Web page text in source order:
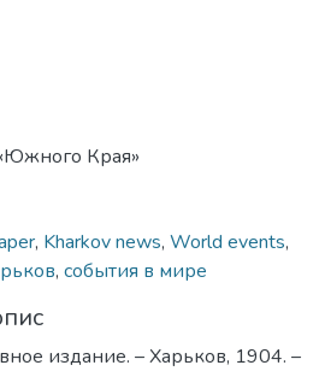
Края»
, Kharkov news, World events,
, события в мире
издание. – Харьков, 1904. –